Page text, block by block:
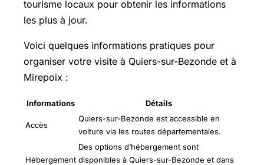
tourisme locaux pour obtenir les informations
les plus à jour.
Voici quelques informations pratiques pour
organiser votre visite à Quiers-sur-Bezonde et à
Mirepoix :
Informations Détails
Accès
Quiers-sur-Bezonde est accessible en
voiture via les routes départementales.
Hébergement
Des options d’hébergement sont
disponibles à Quiers-sur-Bezonde et dans